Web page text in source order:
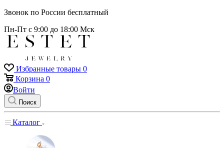
Звонок по России бесплатный
Пн-Пт с 9:00 до 18:00 Мск
Избранные товары 0
Корзина 0
Войти
Поиск
Каталог